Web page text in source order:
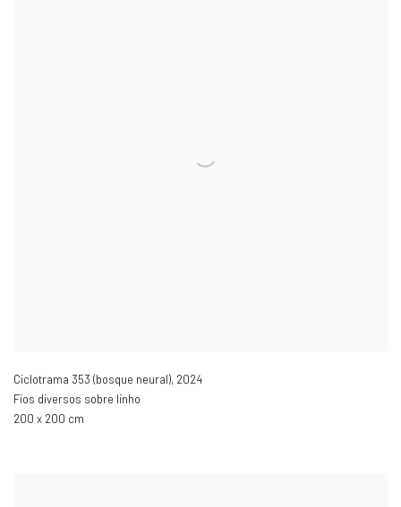
Ciclotrama 353 (bosque neural), 2024
Fios diversos sobre linho
200 x 200 cm